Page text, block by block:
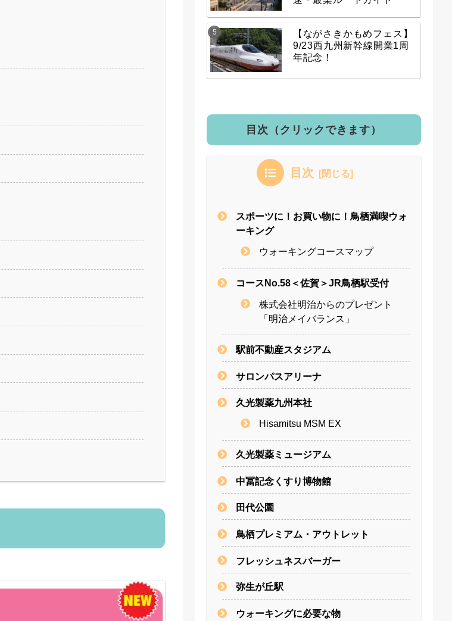
【ながさきかもめフェス】
9/23西九州新幹線開業1周
年記念！
目次（クリックできます）
目次
スポーツに！お買い物に！鳥栖満喫ウォ
ーキング
ウォーキングコースマップ
コースNo.58＜佐賀＞JR鳥栖駅受付
株式会社明治からのプレゼント
「明治メイバランス」
駅前不動産スタジアム
サロンパスアリーナ
久光製薬九州本社
Hisamitsu MSM EX
久光製薬ミュージアム
中冨記念くすり博物館
田代公園
鳥栖プレミアム・アウトレット
フレッシュネスバーガー
弥生が丘駅
ウォーキングに必要な物